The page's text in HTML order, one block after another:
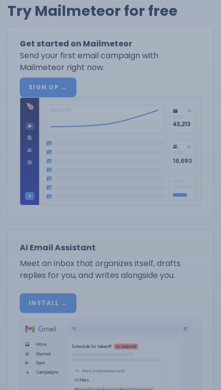
Try Mailmeteor for free
Get started on Mailmeteor
Send your first email campaign with
Mailmeteor right now.
SIGN UP →
AI Email Assistant
Meet an inbox that organizes itself, drafts
replies for you, and writes alongside you.
INSTALL →